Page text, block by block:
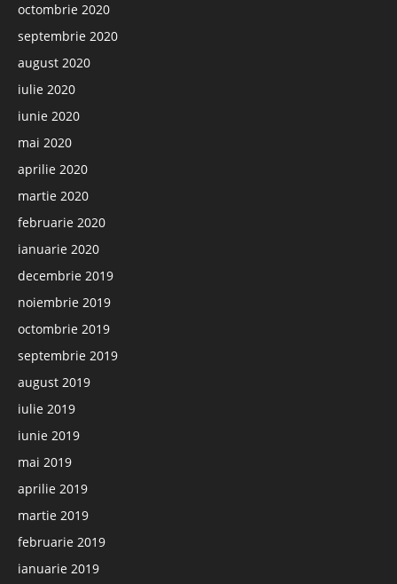
octombrie 2020
septembrie 2020
august 2020
iulie 2020
iunie 2020
mai 2020
aprilie 2020
martie 2020
februarie 2020
ianuarie 2020
decembrie 2019
noiembrie 2019
octombrie 2019
septembrie 2019
august 2019
iulie 2019
iunie 2019
mai 2019
aprilie 2019
martie 2019
februarie 2019
ianuarie 2019